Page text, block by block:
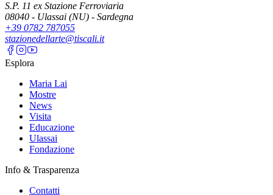
S.P. 11 ex Stazione Ferroviaria
08040 - Ulassai (NU) - Sardegna
+39 0782 787055
stazionedellarte@tiscali.it
Esplora
Maria Lai
Mostre
News
Visita
Educazione
Ulassai
Fondazione
Info & Trasparenza
Contatti